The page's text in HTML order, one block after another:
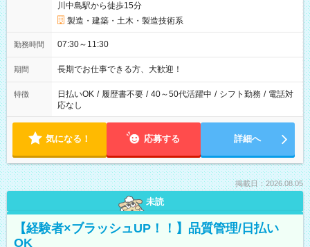
川中島駅から徒歩15分
製造・建築・土木・製造技術系
勤務時間 07:30～11:30
期間 長期でお仕事できる方、大歓迎！
特徴 日払いOK / 履歴書不要 / 40～50代活躍中 / シフト勤務 / 電話対
応なし
気になる！ 応募する 詳細へ
掲載日：2026.08.05
未読
【経験者×ブラッシュUP！！】品質管理/日払い
OK